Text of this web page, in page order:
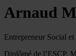
Arnaud
Entrepreneur Social
Diplômé de l’ESCP,